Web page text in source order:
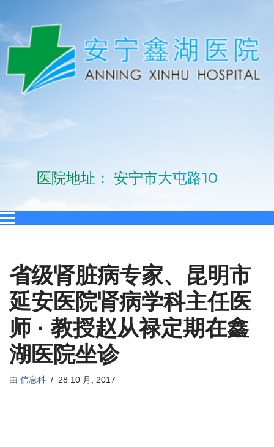
医院地址： 安宁市大屯路10号
省级肾脏病专家、昆明市
延安医院肾病学科主任医
师 · 教授赵从禄定期在鑫
湖医院坐诊
由 信息科 28 10 月, 2017